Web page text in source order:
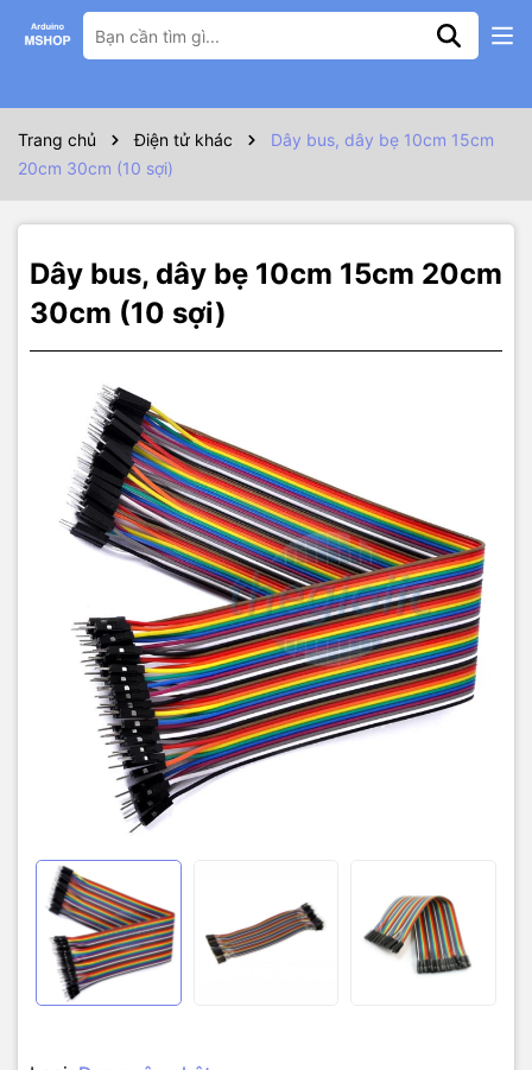
Trang chủ Điện tử khác
Dây bus, dây bẹ 10cm 15cm
20cm 30cm (10 sợi)
Dây bus, dây bẹ 10cm 15cm 20cm
30cm (10 sợi)
Thông số kỹ thuật
dài 10cm 15cm 20cm 30cm, 2.54mm
Dây lõi đồng nhiều sợi có độ dẫn điện cao, mối tiếp xúc chắc chắn,
có nhiều màu sắc khác nhau